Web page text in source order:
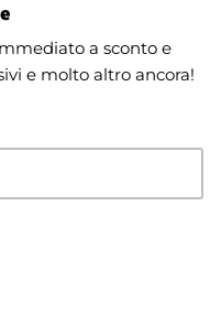
a sconto e
e molto altro ancora!